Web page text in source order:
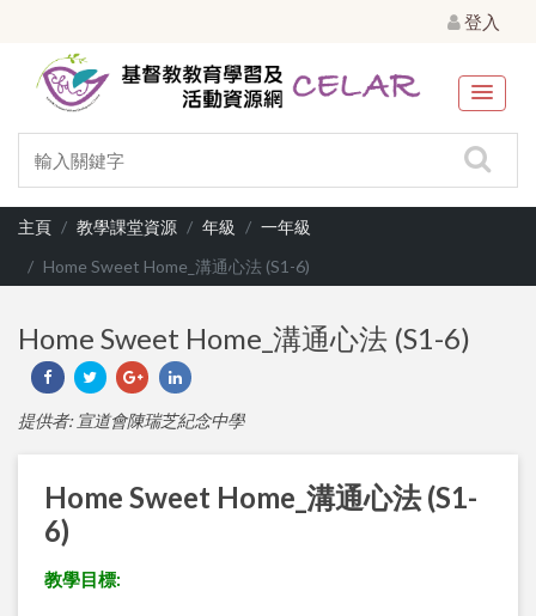
登入
主頁 教學課堂資源 年級
一年級
Home Sweet Home_溝通心法 (S1-6)
Home Sweet Home_溝通心法 (S1-6)
提供者: 宣道會陳瑞芝紀念中學
Home Sweet Home_溝通心法 (S1-
6)
教學目標: